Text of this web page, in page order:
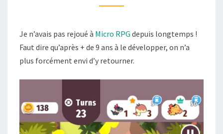
Je n’avais pas rejoué à Micro RPG depuis longtemps !
Faut dire qu’après + de 9 ans à le développer, on n’a
plus forcément envi d’y retourner.